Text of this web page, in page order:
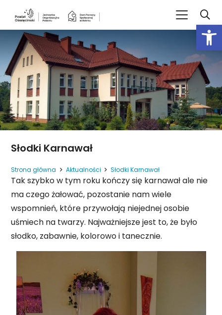
Słodki Karnawał
Strona główna Aktualności Słodki Karnawał
Tak szybko w tym roku kończy się karnawał ale nie
ma czego żałować, pozostanie nam wiele
wspomnień, które przywołają niejednej osobie
uśmiech na twarzy. Najważniejsze jest to, że było
słodko, zabawnie, kolorowo i tanecznie.